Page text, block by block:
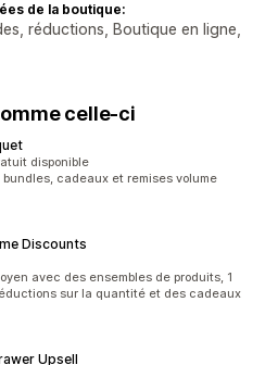
de la boutique:
réductions, Boutique en ligne,
celle-ci
disponible
bundles, cadeaux et remises volume
Discounts
avec des ensembles de produits, 1
sur la quantité et des cadeaux
Upsell